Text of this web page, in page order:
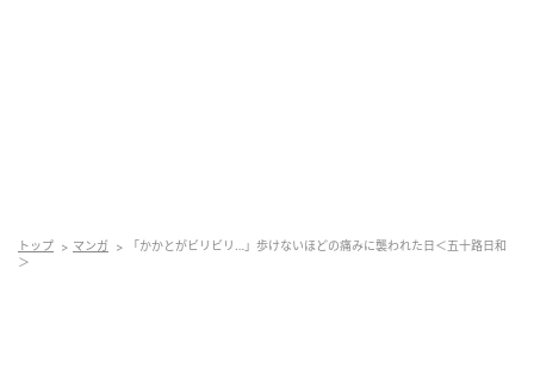
トップ マンガ
「かかとがビリビリ…」歩けないほどの痛みに襲われた日＜五十路日和
＞